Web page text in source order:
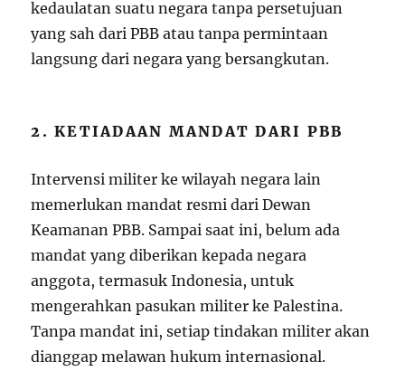
kedaulatan suatu negara tanpa persetujuan
yang sah dari PBB atau tanpa permintaan
langsung dari negara yang bersangkutan.
2. KETIADAAN MANDAT DARI PBB
Intervensi militer ke wilayah negara lain
memerlukan mandat resmi dari Dewan
Keamanan PBB. Sampai saat ini, belum ada
mandat yang diberikan kepada negara
anggota, termasuk Indonesia, untuk
mengerahkan pasukan militer ke Palestina.
Tanpa mandat ini, setiap tindakan militer akan
dianggap melawan hukum internasional.